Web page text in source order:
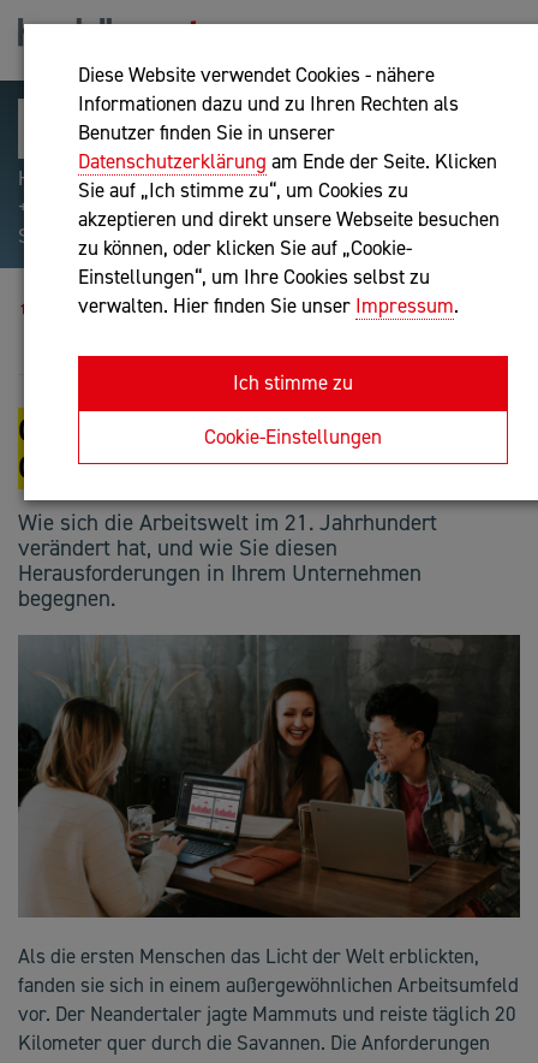
Diese Website verwendet Cookies - nähere
Informationen dazu und zu Ihren Rechten als
Benutzer finden Sie in unserer
Datenschutzerklärung am Ende der Seite. Klicken
Sie auf „Ich stimme zu“, um Cookies zu
akzeptieren und direkt unsere Webseite besuchen
zu können, oder klicken Sie auf „Cookie-
Einstellungen“, um Ihre Cookies selbst zu
verwalten. Hier finden Sie unser Impressum.
Ich stimme zu
Cookie-Einstellungen
Hilfreiche Suchparameter: Begriff einschließen:
+webshop, Begriff ausschließen: -webshop, Exakter
Suchbegriff: "internet of things"
Blog
GESUNDE MITARBEITENDE =
GESUNDES UNTERNEHMEN
Wie sich die Arbeitswelt im 21. Jahrhundert
verändert hat, und wie Sie diesen
Herausforderungen in Ihrem Unternehmen
begegnen.
Als die ersten Menschen das Licht der Welt erblickten,
fanden sie sich in einem außergewöhnlichen Arbeitsumfeld
vor. Der Neandertaler jagte Mammuts und reiste täglich 20
Kilometer quer durch die Savannen. Die Anforderungen